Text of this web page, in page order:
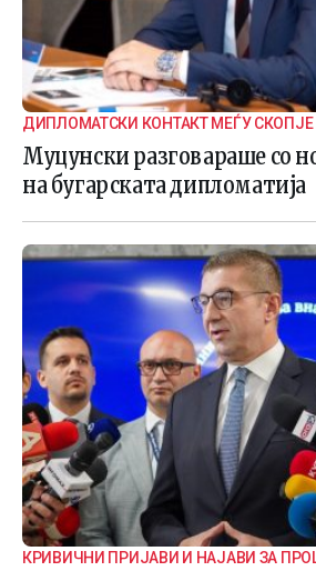
ДИПЛОМАТСКИ КОНТАКТ МЕЃУ
Муцунски разговараше со
на бугарската дипломатија
КРИВИЧНИ ПРИЈАВИ И НАЈАВИ ЗА